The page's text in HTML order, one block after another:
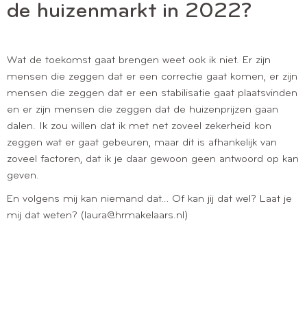
de huizenmarkt in 2022?
Wat de toekomst gaat brengen weet ook ik niet. Er zijn
mensen die zeggen dat er een correctie gaat komen, er zijn
mensen die zeggen dat er een stabilisatie gaat plaatsvinden
en er zijn mensen die zeggen dat de huizenprijzen gaan
dalen. Ik zou willen dat ik met net zoveel zekerheid kon
zeggen wat er gaat gebeuren, maar dit is afhankelijk van
zoveel factoren, dat ik je daar gewoon geen antwoord op kan
geven.
En volgens mij kan niemand dat… Of kan jij dat wel? Laat je
mij dat weten? (laura@hrmakelaars.nl)